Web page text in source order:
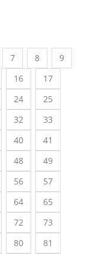
7 8
9
16
17
24
25
32
33
40
41
48
49
56
57
64
65
72
73
80
81